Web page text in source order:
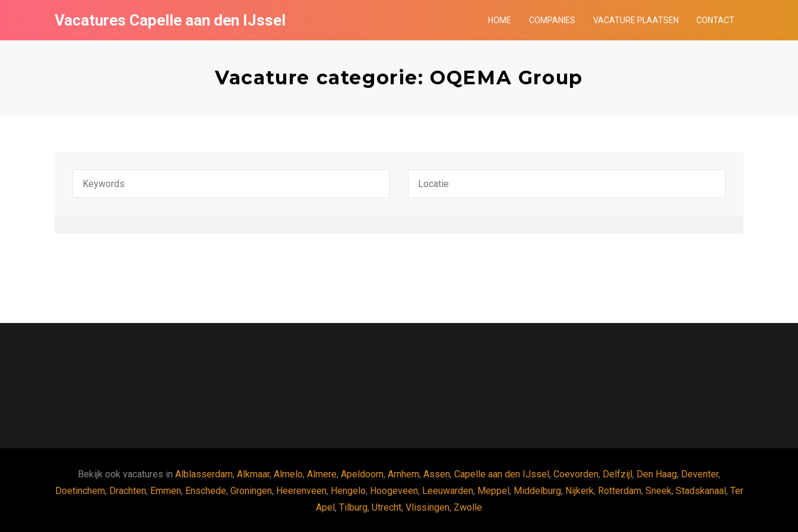
Vacatures Capelle aan den IJssel HOME COMPANIES VACATURE PLAATSEN CONTACT
Vacature categorie: OQEMA Group
Bekijk ook vacatures in Alblasserdam, Alkmaar, Almelo, Almere, Apeldoorn, Arnhem, Assen, Capelle aan den IJssel , Coevorden, Delfzijl , Den Haag, Deventer,
Doetinchem, Drachten, Emmen, Enschede, Groningen, Heerenveen, Hengelo, Hoogeveen, Leeuwarden, Meppel , Middelburg, Nijkerk, Rotterdam, Sneek, Stadskanaal , Ter
Apel , Tilburg, Utrecht, Vlissingen, Zwolle